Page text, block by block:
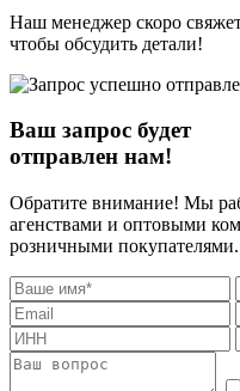
Наш менеджер скоро
чтобы обсудить детали!
Ваш запрос будет
отправлен нам!
Обратите внимание! Мы
агенствами и оптовыми
розничными покупателями.